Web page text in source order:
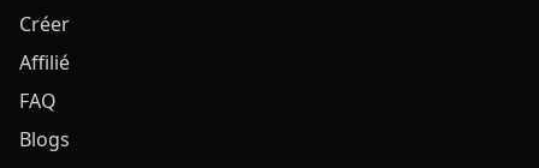
Créer
Affilié
FAQ
Blogs